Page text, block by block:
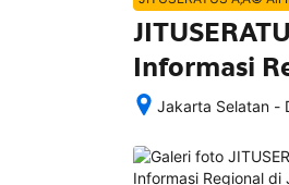
Informasi
Jakarta Selatan -
memesan,
semua